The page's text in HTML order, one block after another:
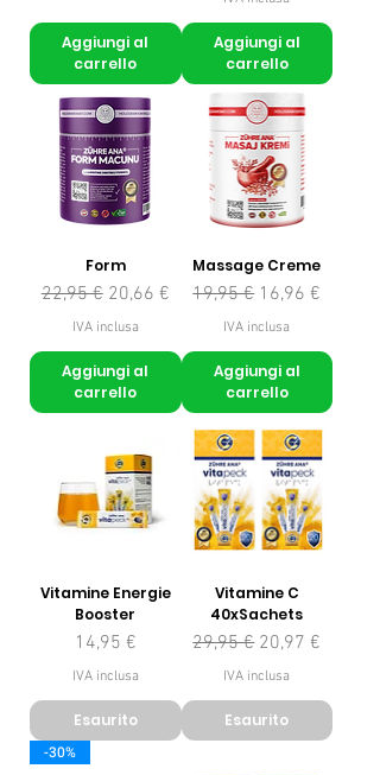
Aggiungi al
carrello
Aggiungi al
carrello
Form
Prezzo regolare
22,95 € Prezzo scontato
20,66 €
IVA inclusa
Aggiungi al
carrello
Massage Creme
Prezzo regolare
19,95 € Prezzo scontato
16,96 €
IVA inclusa
Aggiungi al
carrello
Vitamine Energie
Booster
Prezzo
14,95 €
IVA inclusa
Esaurito
Vitamine C
40xSachets
Prezzo regolare
29,95 € Prezzo scontato
20,97 €
IVA inclusa
Esaurito
-30%